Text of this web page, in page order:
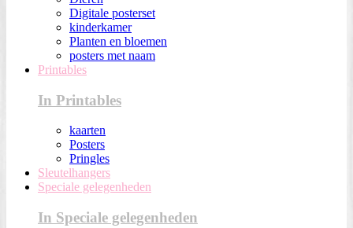
Digitale posterset
kinderkamer
Planten en bloemen
posters met naam
Printables
In Printables
kaarten
Posters
Pringles
Sleutelhangers
Speciale gelegenheden
In Speciale gelegenheden